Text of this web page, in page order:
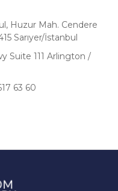
Huzur Mah. Cendere
Sarıyer/İstanbul
Suite 111 Arlington /
63 60